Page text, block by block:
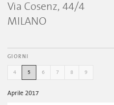
Via Cosenz, 44/4
MILANO
GIORNI
4 5 6 7 8 9
Aprile 2017